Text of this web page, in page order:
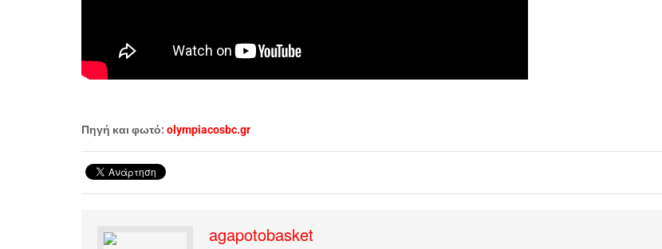
Πηγή και φωτό: olympiacosbc.gr
agapotobasket